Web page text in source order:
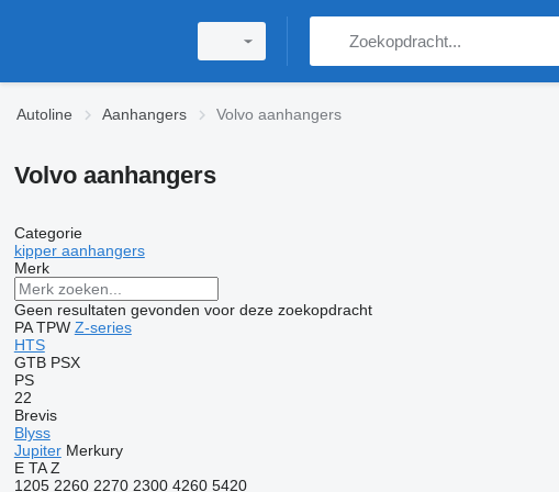
Autoline Aanhangers Volvo aanhangers
Volvo aanhangers
Categorie
kipper aanhangers
Merk
Geen resultaten gevonden voor deze zoekopdracht
PA TPW Z-series
HTS
GTB PSX
PS
22
Brevis
Blyss
Jupiter Merkury
E TA Z
1205 2260 2270 2300 4260 5420